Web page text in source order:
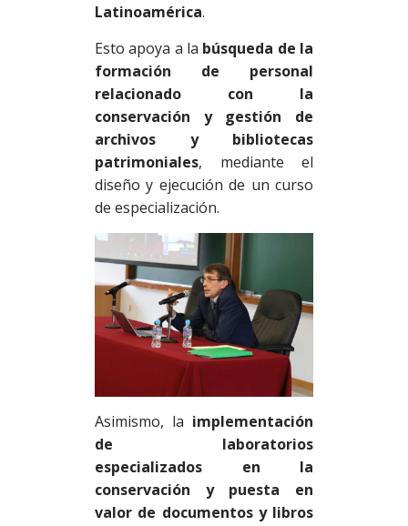
Latinoamérica.
Esto apoya a la búsqueda de la
formación de personal
relacionado con la
conservación y gestión de
archivos y bibliotecas
patrimoniales, mediante el
diseño y ejecución de un curso
de especialización.
Asimismo, la implementación
de laboratorios
especializados en la
conservación y puesta en
valor de documentos y libros